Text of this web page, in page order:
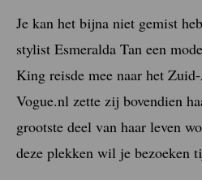
Je kan het bijna niet gemist
stylist Esmeralda Tan een
King reisde mee naar het
Vogue.nl zette zij bovendien
grootste deel van haar leven
deze plekken wil je bezoeken